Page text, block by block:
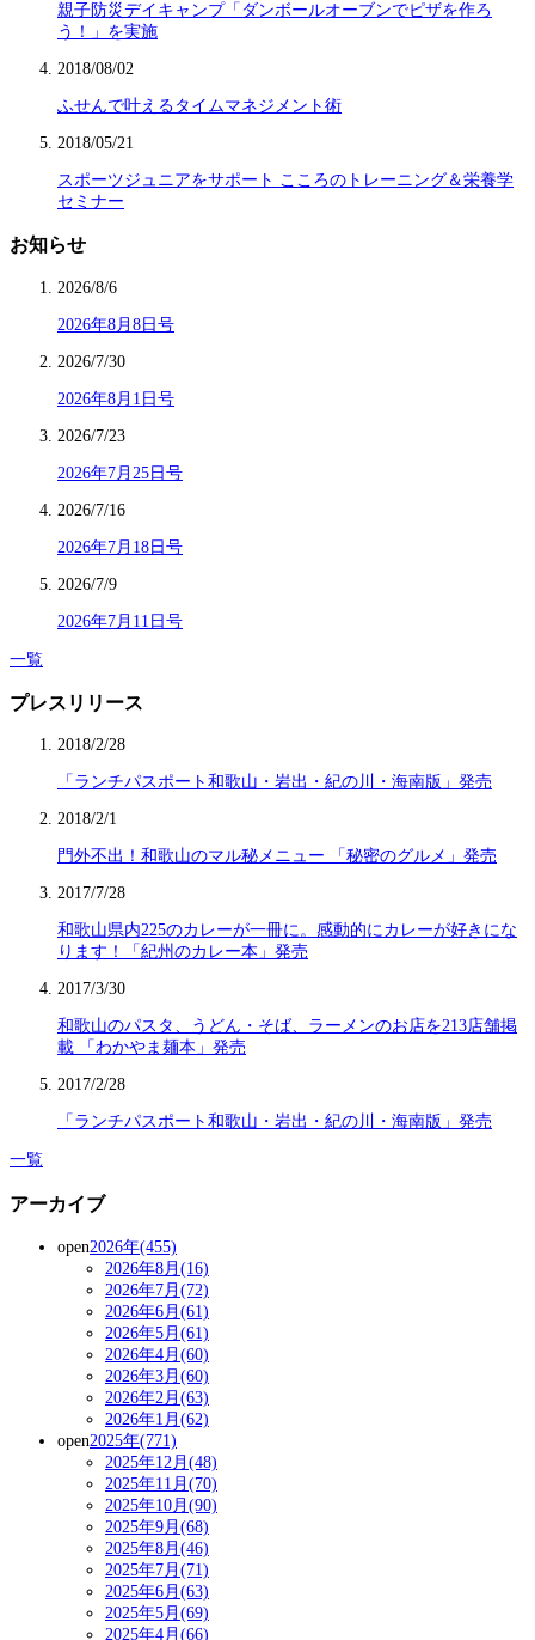
親子防災デイキャンプ「ダンボールオーブンでピザを作ろ
う！」を実施
2018/08/02
ふせんで叶えるタイムマネジメント術
2018/05/21
スポーツジュニアをサポート こころのトレーニング＆栄養学
セミナー
お知らせ
2026/8/6
2026年8月8日号
2026/7/30
2026年8月1日号
2026/7/23
2026年7月25日号
2026/7/16
2026年7月18日号
2026/7/9
2026年7月11日号
一覧
プレスリリース
2018/2/28
「ランチパスポート和歌山・岩出・紀の川・海南版」発売
2018/2/1
門外不出！和歌山のマル秘メニュー 「秘密のグルメ」発売
2017/7/28
和歌山県内225のカレーが一冊に。感動的にカレーが好きにな
ります！「紀州のカレー本」発売
2017/3/30
和歌山のパスタ、うどん・そば、ラーメンのお店を213店舗掲
載 「わかやま麺本」発売
2017/2/28
「ランチパスポート和歌山・岩出・紀の川・海南版」発売
一覧
アーカイブ
open2026年(455)
2026年8月(16)
2026年7月(72)
2026年6月(61)
2026年5月(61)
2026年4月(60)
2026年3月(60)
2026年2月(63)
2026年1月(62)
open2025年(771)
2025年12月(48)
2025年11月(70)
2025年10月(90)
2025年9月(68)
2025年8月(46)
2025年7月(71)
2025年6月(63)
2025年5月(69)
2025年4月(66)